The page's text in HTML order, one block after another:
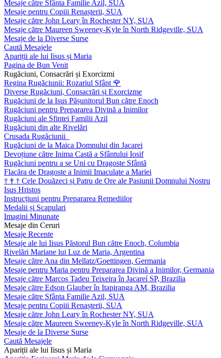
Mesaje către Sfânta Familie Azil, SUA
Mesaje pentru Copiii Renașterii, SUA
Mesaje către John Leary în Rochester NY, SUA
Mesaje către Maureen Sweeney-Kyle în North Ridgeville, SUA
Mesaje de la Diverse Surse
Caută Mesajele
Apariții ale lui Iisus și Maria
Pagina de Bun Venit
Rugăciuni, Consacrări și Exorcizmi
Regina Rugăciunii: Rozariul Sfânt 🌹
Diverse Rugăciuni, Consacrări și Exorcizme
Rugăciuni de la Isus Pășunitorul Bun către Enoch
Rugăciuni pentru Prepararea Divină a Inimilor
Rugăciuni ale Sfintei Familii Azil
Rugăciuni din alte Rivelări
Crusada Rugăciunii
Rugăciuni de la Maica Domnului din Jacarei
Devoțiune către Inima Castă a Sfântului Iosif
Rugăciuni pentru a se Uni cu Dragoste Sfântă
Flacăra de Dragoste a Inimii Imaculate a Mariei
† † † Cele Douăzeci și Patru de Ore ale Pasiunii Domnului Nostru
Isus Hristos
Instrucțiuni pentru Prepararea Remediilor
Medalii și Scapulari
Imagini Minunate
Mesaje din Ceruri
Mesaje Recente
Mesaje ale lui Iisus Păstorul Bun către Enoch, Columbia
Rivelări Mariane lui Luz de Maria, Argentina
Mesaje către Ana din Mellatz/Goettingen, Germania
Mesaje pentru Maria pentru Prepararea Divină a Inimilor, Germania
Mesaje către Marcos Tadeu Teixeira în Jacareí SP, Brazilia
Mesaje către Edson Glauber în Itapiranga AM, Brazilia
Mesaje către Sfânta Familie Azil, SUA
Mesaje pentru Copiii Renașterii, SUA
Mesaje către John Leary în Rochester NY, SUA
Mesaje către Maureen Sweeney-Kyle în North Ridgeville, SUA
Mesaje de la Diverse Surse
Caută Mesajele
Apariții ale lui Iisus și Maria